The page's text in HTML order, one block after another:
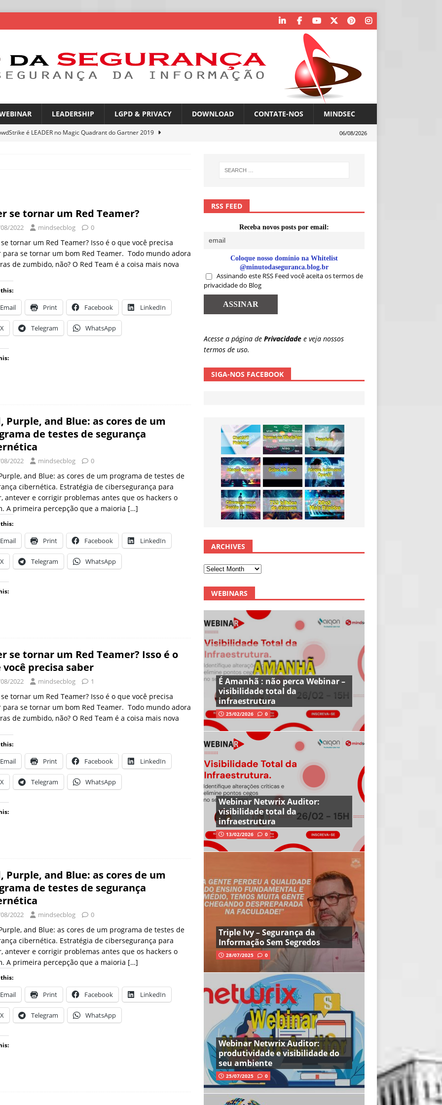
LEADERSHIP LGPD & PRIVACY DOWNLOAD CONTATE-NOS MINDSEC
é LEADER no Magic Quadrant do Gartner 2019
já enganam 90% dos brasileiros no trabalho
incidente da OpenAI e o fim da nossa zona de conforto
com QR Code entram em nova fase NOTÍCIAS
06/08/2026
se tornar um Red Teamer?
2022 mindsecblog 0
tornar um Red Teamer? Isso é o que você precisa
para se tornar um bom Red Teamer. Todo mundo adora
de zumbido, não? O Red Team é a coisa mais nova
Email Print Facebook LinkedIn
X Telegram WhatsApp
Purple, and Blue: as cores de um
de testes de segurança
2022 mindsecblog 0
and Blue: as cores de um programa de testes de
cibernética. Estratégia de cibersegurança para
antever e corrigir problemas antes que os hackers o
A primeira percepção que a maioria […]
Email Print Facebook LinkedIn
X Telegram WhatsApp
se tornar um Red Teamer? Isso é o
você precisa saber
2022 mindsecblog 1
tornar um Red Teamer? Isso é o que você precisa
para se tornar um bom Red Teamer. Todo mundo adora
de zumbido, não? O Red Team é a coisa mais nova
Email Print Facebook LinkedIn
X Telegram WhatsApp
Purple, and Blue: as cores de um
de testes de segurança
2022 mindsecblog 0
and Blue: as cores de um programa de testes de
cibernética. Estratégia de cibersegurança para
antever e corrigir problemas antes que os hackers o
A primeira percepção que a maioria […]
Email Print Facebook LinkedIn
X Telegram WhatsApp
RSS FEED
Receba novos posts por email:
Coloque nosso domínio na Whitelist
@minutodaseguranca.blog.br
Assinando este RSS Feed você aceita os termos de
privacidade do Blog
Acesse a página de Privacidade e veja nossos
termos de uso.
SIGA-NOS FACEBOOK
ARCHIVES
WEBINARS
É Amanhã : não perca Webinar –
visibilidade total da
infraestrutura
25/02/2026 0
Webinar Netwrix Auditor:
visibilidade total da
infraestrutura
13/02/2026 0
Triple Ivy – Segurança da
Informação Sem Segredos
28/07/2025 0
Webinar Netwrix Auditor:
produtividade e visibilidade do
seu ambiente
25/07/2025 0